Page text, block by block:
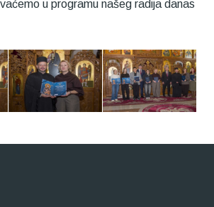
u programu našeg radija danas